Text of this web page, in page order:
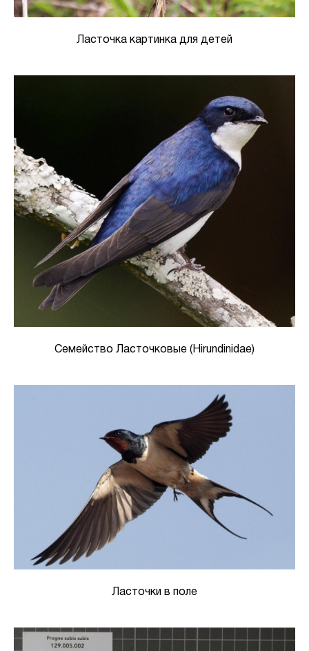
Ласточка картинка для детей
Семейство Ласточковые (Hirundinidae)
Ласточки в поле